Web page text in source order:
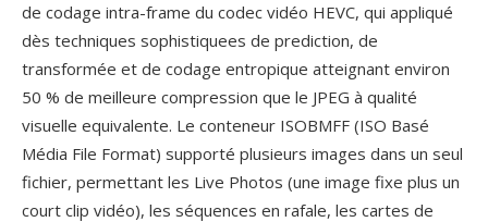
de codage intra-frame du codec vidéo HEVC, qui appliqué
dès techniques sophistiquees de prediction, de
transformée et de codage entropique atteignant environ
50 % de meilleure compression que le JPEG à qualité
visuelle equivalente. Le conteneur ISOBMFF (ISO Basé
Média File Format) supporté plusieurs images dans un seul
fichier, permettant les Live Photos (une image fixe plus un
court clip vidéo), les séquences en rafale, les cartes de